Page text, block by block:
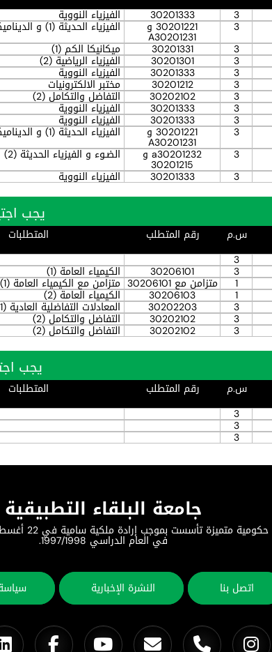
3
30201333 الفيزياء النووية
3 30201221 و
A30201231
الفيزياء الحديثة (1) و الديناميكا الحرارية
3
30201331 ميكانيكا الكم (1)
3
30201301 الفيزياء الرياضية (2)
3
30201333 الفيزياء النووية
3
30201212 مختبر الالكترونيات
3
30202102 التفاضل والتكامل (2)
3
30201333 الفيزياء النووية
3
30201333 الفيزياء النووية
3 30201221 و
A30201231
الفيزياء الحديثة (1) و الديناميكا الحرارية
3 a30201232 و
30201215
الضـوء و الفيزياء الحديثة (2)
3
30201333 الفيزياء النووية
يجب اجتياز 17
س.م رقم المتطلب المتطلبات
3
3
30206101 الكيمياء العامة (1)
1 متزامن مع 30206101 متزامن مع الكيمياء العامة (1)
1
30206103 الكيمياء العامة (2)
3
30202203 المعادلات التفاضلية العادية (1)
3
30202102 التفاضل والتكامل (2)
3
30202102 التفاضل والتكامل (2)
يجب اجتياز 9
س.م رقم المتطلب المتطلبات
3
3
3
جامعة البلقاء التطبيقية
في العام الدراسي 1997/1998.
اتصل بنا النشرة الإخبارية